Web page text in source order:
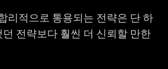
리적으로 통용되는 전략은 단 하
전략보다 훨씬 더 신뢰할 만한